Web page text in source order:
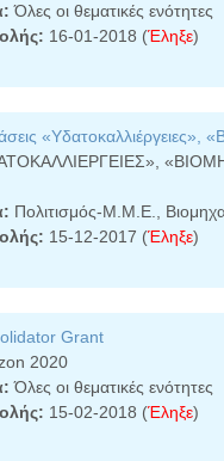
Όλες οι θεματικές ενότητες
16-01-2018 (Έληξε)
«Υδατοκαλλιέργειες»,
Πολιτισμός-Μ.M.E.,
15-12-2017 (Έληξε)
Grant
2020
Όλες οι θεματικές ενότητες
15-02-2018 (Έληξε)